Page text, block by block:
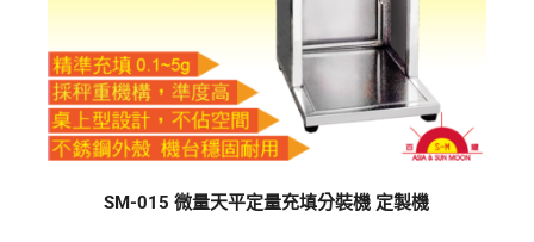
SM-015 微量天平定量充填分裝機 定製機